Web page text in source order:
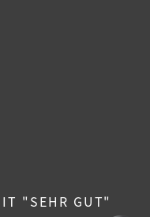
"SEHR GUT"